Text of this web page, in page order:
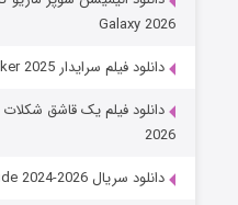
Galaxy 2026
دانلود فیلم سرایدار The Caretaker 2025
2026
دانلود سریال One Hundred Years of Solitude 2024-2026